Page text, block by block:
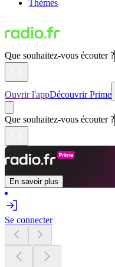
Thèmes
Que souhaitez-vous écouter ?
Ouvrir l'appDécouvrir Prime
Que souhaitez-vous écouter ?
En savoir plus
Se connecter